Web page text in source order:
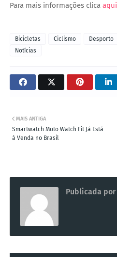
Para mais informações clica aqui
Bicicletas Ciclismo Desporto
Notícias
MAIS ANTIGA
Smartwatch Moto Watch Fit Já Está
à Venda no Brasil
Publicada por